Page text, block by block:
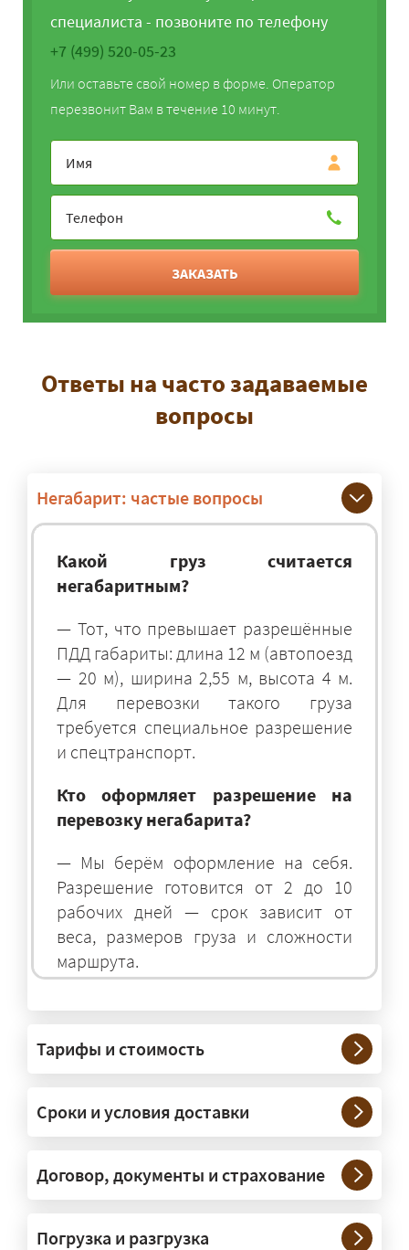
специалиста - позвоните по телефону
+7 (499) 520-05-23
Или оставьте свой номер в форме. Оператор
перезвонит Вам в течение 10 минут.
ЗАКАЗАТЬ
Ответы на часто задаваемые
вопросы
Негабарит: частые вопросы
Какой груз считается
негабаритным?
— Тот, что превышает разрешённые
ПДД габариты: длина 12 м (автопоезд
— 20 м), ширина 2,55 м, высота 4 м.
Для перевозки такого груза
требуется специальное разрешение
и спецтранспорт.
Кто оформляет разрешение на
перевозку негабарита?
— Мы берём оформление на себя.
Разрешение готовится от 2 до 10
рабочих дней — срок зависит от
веса, размеров груза и сложности
маршрута.
— На тралах и низкорамниках —
платформах, рассчитанных на
крупногабаритную технику и
конструкции. Транспорт подбираем
под конкретные размеры и вес груза.
сопровождение?
Тарифы и стоимость
Сроки и условия доставки
Договор, документы и страхование
Погрузка и разгрузка